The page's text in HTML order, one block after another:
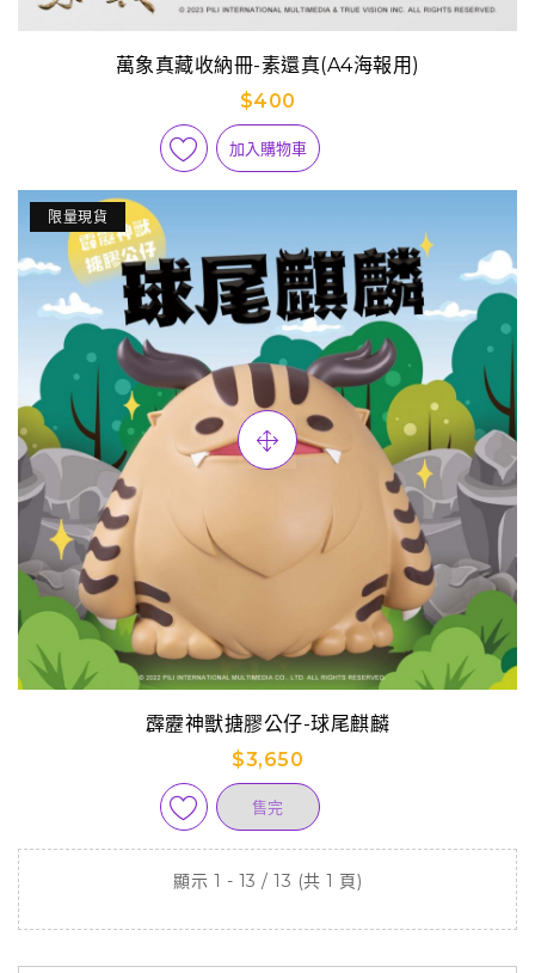
萬象真藏收納冊-素還真(A4海報用)
$400
加入購物車
限量現貨
霹靂神獸搪膠公仔-球尾麒麟
$3,650
售完
顯示 1 - 13 / 13 (共 1 頁)